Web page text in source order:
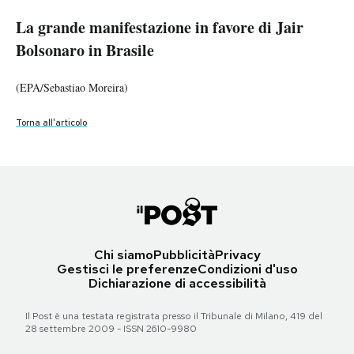
PODCAST
NEWSLETTER
AREA PERSONALE
Area Personale
(Wagner Vilas/ZUMA Press Wire)
Torna all'articolo
La grande manifestazione in favore di Jair
Bolsonaro in Brasile
(Andre Ribeiro/TheNEWS2 via ZUMA Press Wire)
Torna all'articolo
La grande manifestazione in favore di Jair
Bolsonaro in Brasile
(AP Photo/Andre Penner)
Torna all'articolo
La grande manifestazione in favore di Jair
Bolsonaro in Brasile
(EPA/Sebastiao Moreira)
Torna all'articolo
La grande manifestazione in favore di Jair
Bolsonaro in Brasile
(AP Photo/Andre Penner)
Torna all'articolo
Chi siamoPubblicitàPrivacy
Gestisci le preferenzeCondizioni d'uso
Dichiarazione di accessibilità
Il Post è una testata registrata presso il Tribunale di Milano, 419 del
28 settembre 2009 - ISSN 2610-9980